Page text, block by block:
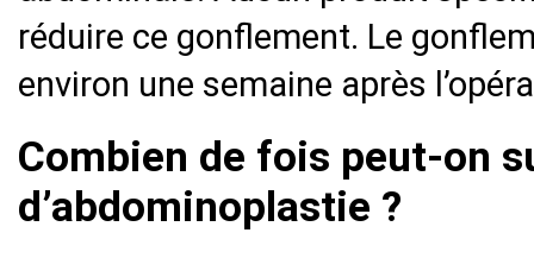
réduire ce gonflement. Le
environ une semaine après
Combien de fois peut-on
d’abdominoplastie ?